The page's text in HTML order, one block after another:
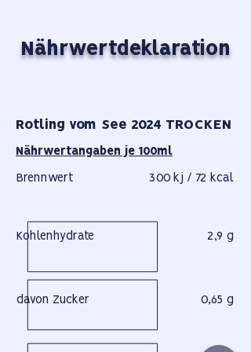
Nährwertdeklaration
Rotling vom See 2024 TROCKEN
Nährwertangaben je 100ml
Brennwert 300 kj / 72 kcal
Kohlenhydrate 2,9 g
davon Zucker 0,65 g